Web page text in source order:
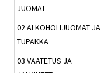
JUOMAT
02 ALKOHOLIJUOMAT JA
TUPAKKA
03 VAATETUS JA